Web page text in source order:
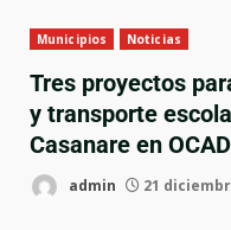
Municipios Noticias
Tres proyectos
y transporte
Casanare en
admin 21